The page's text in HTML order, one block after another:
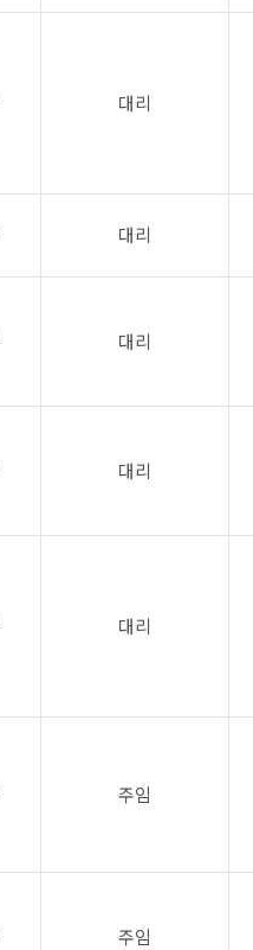
대리
대리
대리
대리
대리
주임
주임